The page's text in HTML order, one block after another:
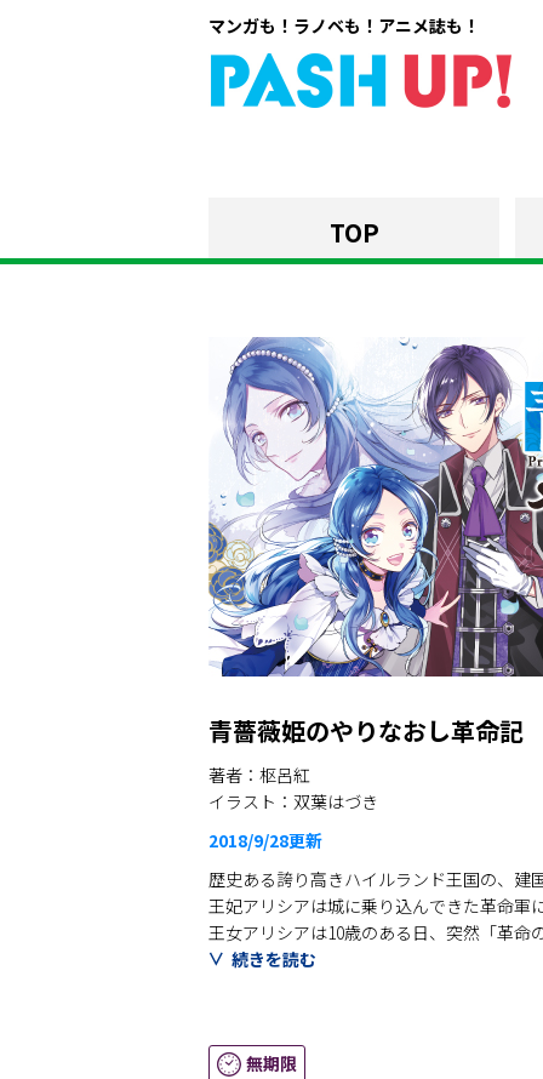
マンガも！ラノベも！アニメ誌も！
TOP
青薔薇姫のやりなおし革命記
著者：枢呂紅
イラスト：双葉はづき
2018/9/28更新
歴史ある誇り高きハイルランド王国の、建
王妃アリシアは城に乗り込んできた革命軍
王女アリシアは10歳のある日、突然「革命
自分が“やりなおしの生”を生きていること
運命のいたずらで“やりなおしの生”をあた
続きを読む
無期限